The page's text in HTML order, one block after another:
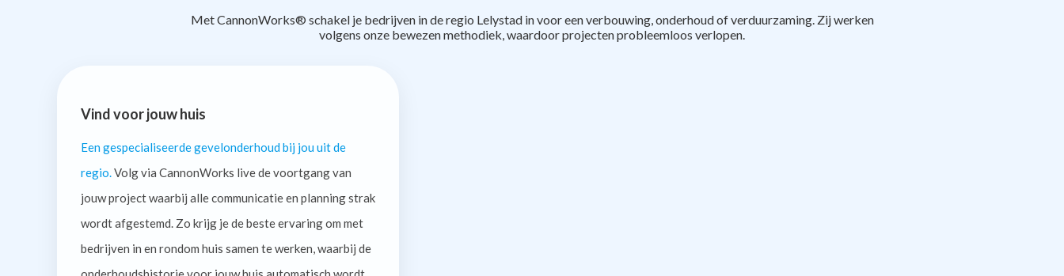
Met CannonWorks® schakel je bedrijven in de regio Lelystad in voor een verbouwing, onderhoud of verduurzaming. Zij werken
volgens onze bewezen methodiek, waardoor projecten probleemloos verlopen.
Vind voor jouw huis
Een gespecialiseerde gevelonderhoud bij jou uit de
regio. Volg via CannonWorks live de voortgang van
jouw project waarbij alle communicatie en planning strak
wordt afgestemd. Zo krijg je de beste ervaring om met
bedrijven in en rondom huis samen te werken, waarbij de